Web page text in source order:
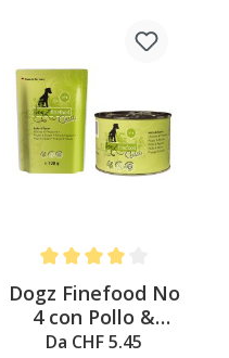
Dogz Finefood No
4 con Pollo &
Fagiano
Da CHF 5.45